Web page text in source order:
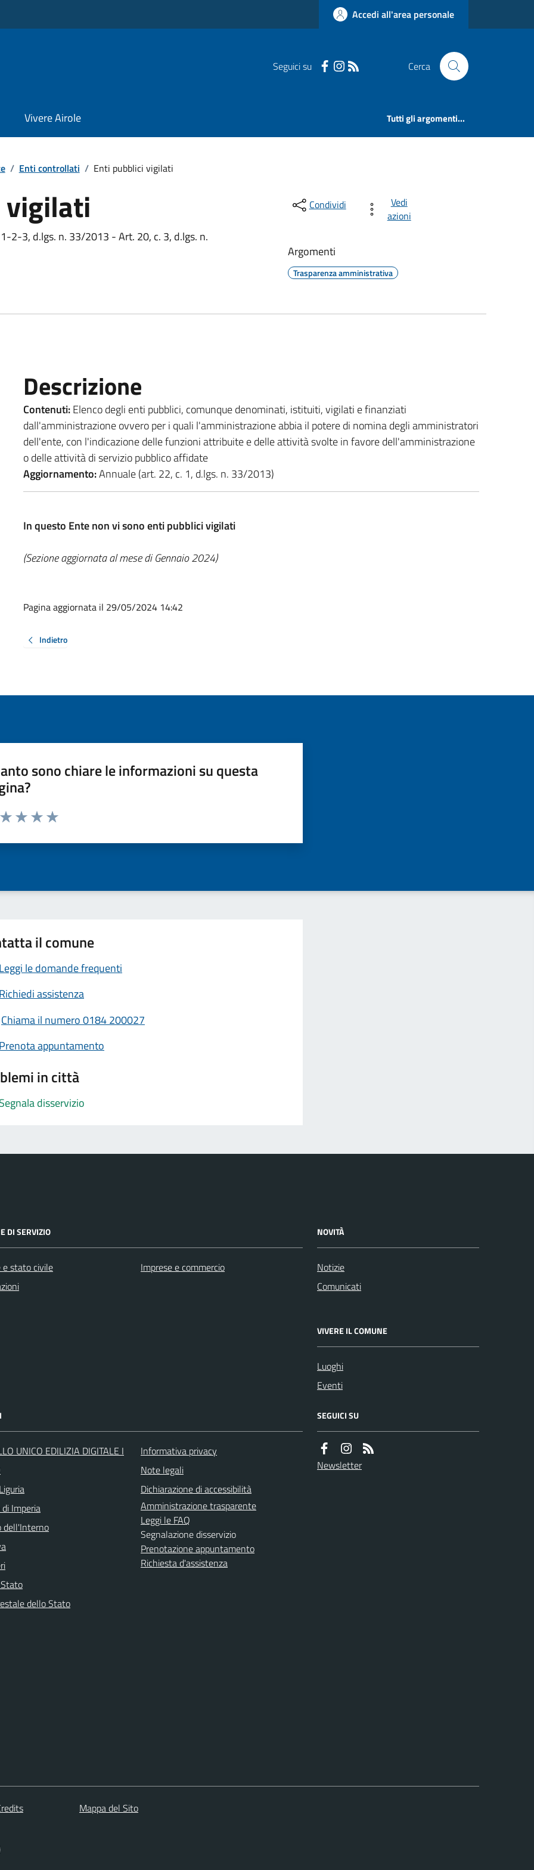
Accedi all'area personale
Seguici su Cerca
Vivere Airole Tutti gli argomenti...
/ Enti controllati / Enti pubblici vigilati
vigilati
2-3, d.lgs. n. 33/2013 - Art. 20, c. 3, d.lgs. n.
Condividi
Vedi
azioni
Argomenti
Trasparenza amministrativa
Descrizione
Contenuti:Elenco degli enti pubblici, comunque denominati, istituiti, vigilati e finanziati
dall'amministrazione ovvero per i quali l'amministrazione abbia il potere di nomina degli amministratori
dell'ente, con l'indicazione delle funzioni attribuite e delle attività svolte in favore dell'amministrazione
o delle attività di servizio pubblico affidate
Aggiornamento:Annuale (art. 22, c. 1, d.lgs. n. 33/2013)
In questo Ente non vi sono enti pubblici vigilati
(Sezione aggiornata al mese di Gennaio 2024)
Pagina aggiornata il 29/05/2024 14:42
Indietro
sono chiare le informazioni su questa
da 1 a 5 stelle la pagina
il comune
Leggi le domande frequenti
Richiedi assistenza
Chiama il numero 0184 200027
Prenota appuntamento
in città
Segnala disservizio
DI SERVIZIO
e stato civile
Imprese e commercio
NOVITÀ
Notizie
Comunicati
VIVERE IL COMUNE
Luoghi
Eventi
UNICO EDILIZIA DIGITALE I
Imperia
dell'Interno
dello Stato
Informativa privacy
Note legali
Dichiarazione di accessibilità
Amministrazione trasparente
Leggi le FAQ
Segnalazione disservizio
Prenotazione appuntamento
Richiesta d'assistenza
SEGUICI SU
Newsletter
Mappa del Sito